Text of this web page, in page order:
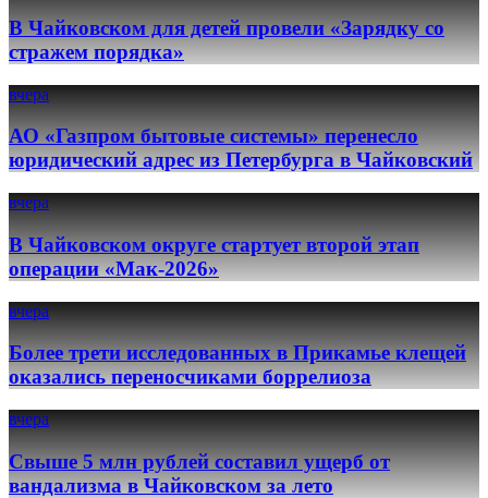
В Чайковском для детей провели «Зарядку со
стражем порядка»
вчера
АО «Газпром бытовые системы» перенесло
юридический адрес из Петербурга в Чайковский
вчера
В Чайковском округе стартует второй этап
операции «Мак-2026»
вчера
Более трети исследованных в Прикамье клещей
оказались переносчиками боррелиоза
вчера
Свыше 5 млн рублей составил ущерб от
вандализма в Чайковском за лето